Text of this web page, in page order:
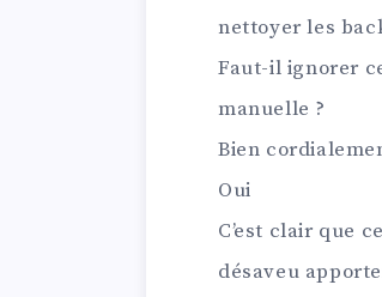
nettoyer les
Faut-il ignorer
manuelle ?
Bien
Oui
C’est clair que
désaveu